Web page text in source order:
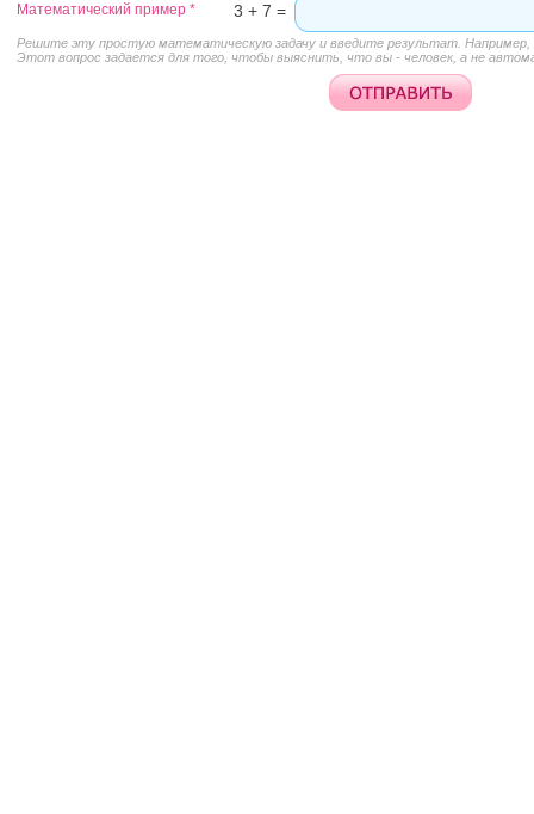
Этот вопрос задается для того, чтобы выяснить, что вы - человек, а не
Математический пример * 3 + 7 =
Решите эту простую математическую задачу и введите результат. Например,